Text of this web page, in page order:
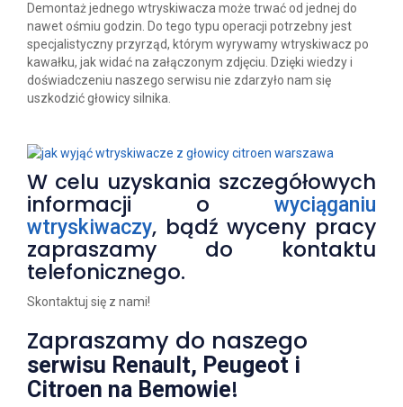
Demontaż jednego wtryskiwacza może trwać od jednej do
nawet ośmiu godzin. Do tego typu operacji potrzebny jest
specjalistyczny przyrząd, którym wyrywamywtryskiwacz po
kawałku, jak widać na załączonym zdjęciu. Dzięki wiedzy i
doświadczeniu naszego serwisu nie zdarzyło nam się
uszkodzić głowicy silnika.
W celu uzyskania szczegółowych
informacji o wyciąganiu
wtryskiwaczy, bądź wyceny pracy
zapraszamy do kontaktu
telefonicznego.
Skontaktuj się z nami!
Zapraszamy do naszego
serwisu Renault, Peugeot i
Citroen na Bemowie!